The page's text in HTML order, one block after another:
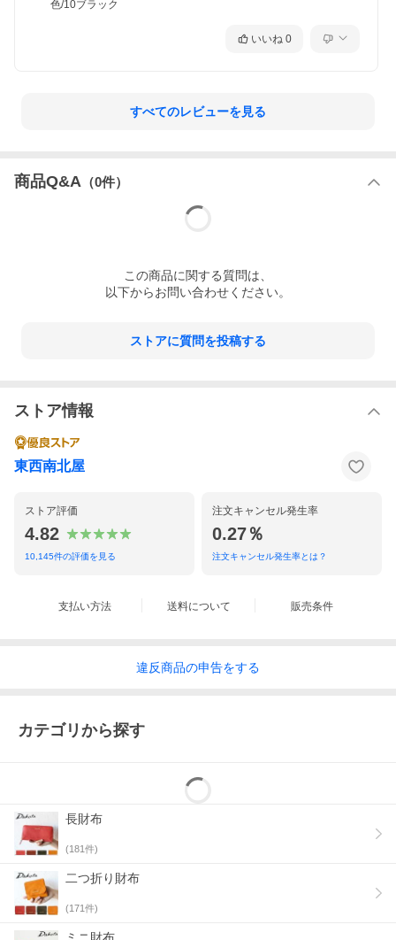
色/10ブラック
いいね 0
すべてのレビューを見る
商品Q&A （0件）
この商品に関する質問は、
以下からお問い合わせください。
ストアに質問を投稿する
ストア情報
東西南北屋
ストア評価
4.82
10,145件の評価を見る
注文キャンセル発生率
0.27％
注文キャンセル発生率とは？
支払い方法 送料について 販売条件
違反商品の申告をする
カテゴリから探す
長財布
(181件)
二つ折り財布
(171件)